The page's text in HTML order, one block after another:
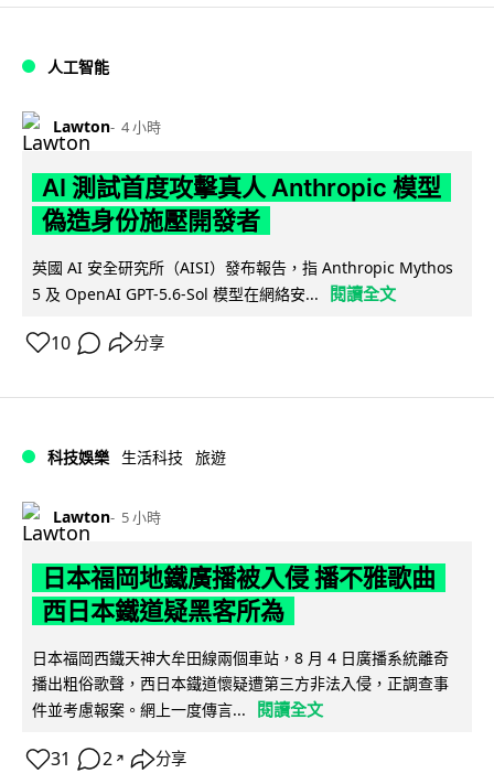
人工智能
Lawton 4 小時
AI 測試首度攻擊真人 Anthropic 模型
偽造身份施壓開發者
英國 AI 安全研究所（AISI）發布報告，指 Anthropic Mythos
5 及 OpenAI GPT-5.6-Sol 模型在網絡安...
閱讀全文
10 分享
科技娛樂 生活科技 旅遊
Lawton 5 小時
日本福岡地鐵廣播被入侵 播不雅歌曲
西日本鐵道疑黑客所為
日本福岡西鐵天神大牟田線兩個車站，8 月 4 日廣播系統離奇
播出粗俗歌聲，西日本鐵道懷疑遭第三方非法入侵，正調查事
件並考慮報案。網上一度傳言...
閱讀全文
31 2 ↗ 分享